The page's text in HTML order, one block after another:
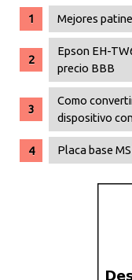
Mejores
Epson EH-
precio BBB
Como
dispositivo
Placa base